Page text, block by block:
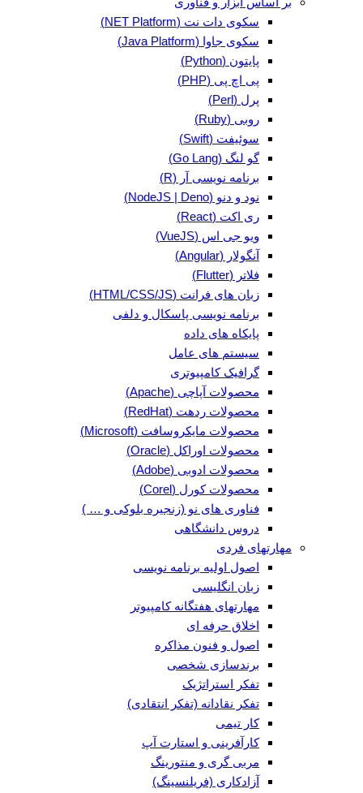
سکوی دات نت (NET Platform)
سکوی جاوا (Java Platform)
پایتون (Python)
پی اچ پی (PHP)
پرل (Perl)
روبی (Ruby)
سوئیفت (Swift)
گو لنگ (Go Lang)
برنامه نویسی آر (R)
نود و دنو (NodeJS | Deno)
ری اکت (React)
ویو جی اس (VueJS)
آنگولار (Angular)
فلاتر (Flutter)
زبان های فرانت (HTML/CSS/JS)
برنامه نویسی پاسکال و دلفی
پایکاه های داده
سیستم های عامل
گرافیک کامپیوتری
محصولات آپاچی (Apache)
محصولات ردهت (RedHat)
محصولات مایکروسافت (Microsoft)
محصولات اوراکل (Oracle)
محصولات ادوبی (Adobe)
محصولات کورل (Corel)
فناوری های نو (زنجیره بلوکی و … )
دروس دانشگاهی
مهارتهای فردی
اصول اولیه برنامه نویسی
زبان انگلیسی
مهارتهای هفتگانه کامپیوتر
اخلاق حرفه ای
اصول و فنون مذاکره
برندسازی شخصی
تفکر استراتژیک
تفکر نقادانه (تفکر انتقادی)
کار تیمی
کارآفرینی و استارت آپ
مربی گری و منتورینگ
آزادکاری (فریلنسینگ)